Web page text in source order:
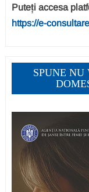
Puteți accesa
https://e-
SPUNE